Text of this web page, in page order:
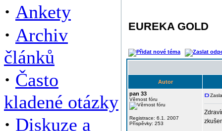
· Ankety
· Archiv
článků
· Často
kladené otázky
· Diskuze a
EUREKA GOLD
Autor
pan 33
Věrnost fóru
Registrace: 6.1. 2007
Příspěvky: 253